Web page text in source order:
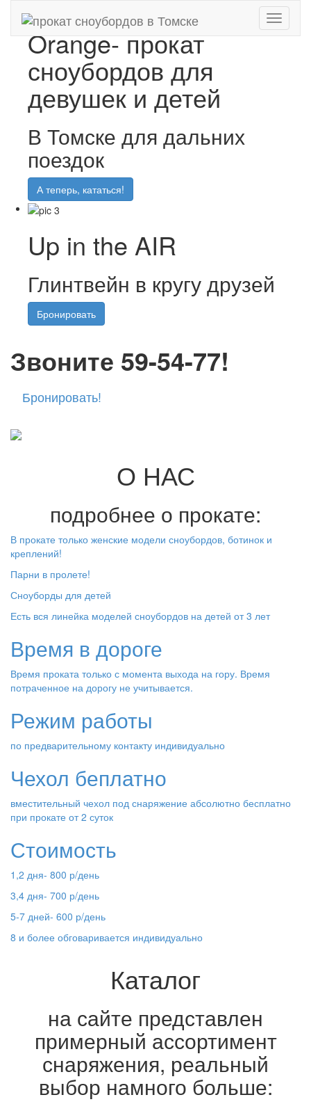
Toggle
Orange- прокат
сноубордов для
девушек и детей
В Томске для дальних
поездок
А теперь, кататься!
Up in the AIR
Глинтвейн в кругу друзей
Бронировать
Звоните 59-54-77!
Бронировать!
О НАС
подробнее о прокате:
В прокате только женские модели сноубордов, ботинок и
креплений!
Парни в пролете!
Сноуборды для детей
Есть вся линейка моделей сноубордов на детей от 3 лет
Время в дороге
Время проката только с момента выхода на гору. Время
потраченное на дорогу не учитывается.
Режим работы
по предварительному контакту индивидуально
Чехол беплатно
вместительный чехол под снаряжение абсолютно бесплатно
при прокате от 2 суток
Стоимость
1,2 дня- 800 р/день
3,4 дня- 700 р/день
5-7 дней- 600 р/день
8 и более обговаривается индивидуально
Каталог
на сайте представлен
примерный ассортимент
снаряжения, реальный
выбор намного больше: